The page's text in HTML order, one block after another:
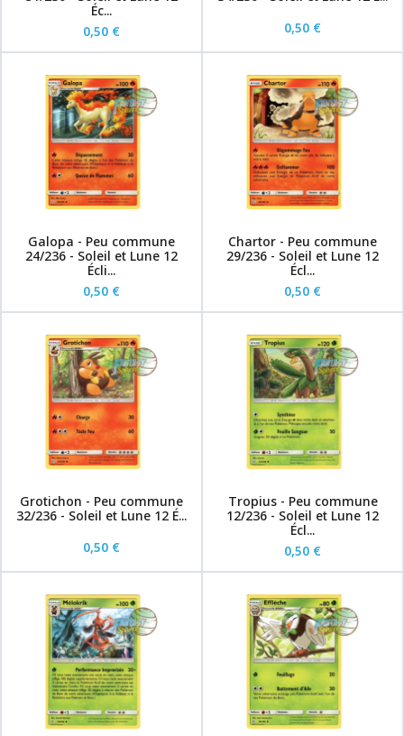
Éc...
0,50 €
0,50 €
Galopa - Peu commune
24/236 - Soleil et Lune 12
Écli...
0,50 €
Chartor - Peu commune
29/236 - Soleil et Lune 12
Écl...
0,50 €
Grotichon - Peu commune
32/236 - Soleil et Lune 12 É...
0,50 €
Tropius - Peu commune
12/236 - Soleil et Lune 12
Écl...
0,50 €